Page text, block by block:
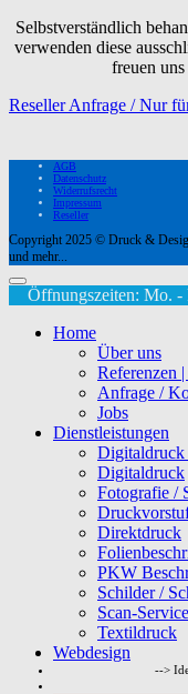
Selbstverständlich
verwenden diese
freuen
Reseller Anfrage / Nur
AGB
Datenschutz
Widerrufsrecht
Impressum
Reseller
Copyright 2025 © Druck &
und mehr...
Öffnungszeiten: Mo. -
Home
Über uns
Referenzen
Anfrage /
Jobs
Dienstleistungen
Digitaldruck
Fotografie /
Direktdruck
PKW
Schilder /
Scan-Service
Textildruck
Webdesign
-->